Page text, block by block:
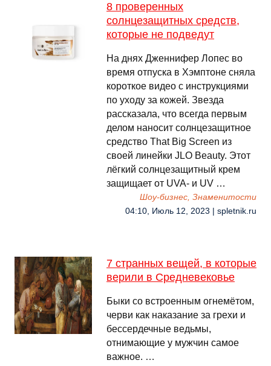
8 проверенных
солнцезащитных средств,
которые не подведут
На днях Дженнифер Лопес во
время отпуска в Хэмптоне сняла
короткое видео с инструкциями
по уходу за кожей. Звезда
рассказала, что всегда первым
делом наносит солнцезащитное
средство That Big Screen из
своей линейки JLO Beauty. Этот
лёгкий солнцезащитный крем
защищает от UVA- и UV …
Шоу-бизнес, Знаменитости
04:10, Июль 12, 2023 | spletnik.ru
7 странных вещей, в которые
верили в Средневековье
Быки со встроенным огнемётом,
черви как наказание за грехи и
бессердечные ведьмы,
отнимающие у мужчин самое
важное. …